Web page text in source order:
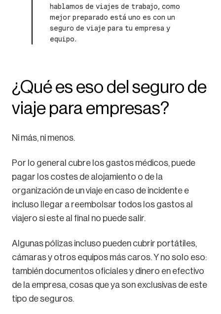
hablamos de viajes de trabajo, como
mejor preparado está uno es con un
seguro de viaje para tu empresa y
equipo.
¿Qué es eso del seguro de
viaje para empresas?
Ni más, ni menos.
Por lo general cubre los gastos médicos, puede
pagar los costes de alojamiento o de la
organización de un viaje en caso de incidente e
incluso llegar a reembolsar todos los gastos al
viajero si este al final no puede salir.
Algunas pólizas incluso pueden cubrir portátiles,
cámaras y otros equipos más caros. Y no solo eso:
también documentos oficiales y dinero en efectivo
de la empresa, cosas que ya son exclusivas de este
tipo de seguros.